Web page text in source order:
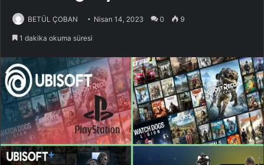
BETÜL ÇOBAN Nisan 14, 2023 0 9
1 dakika okuma süresi